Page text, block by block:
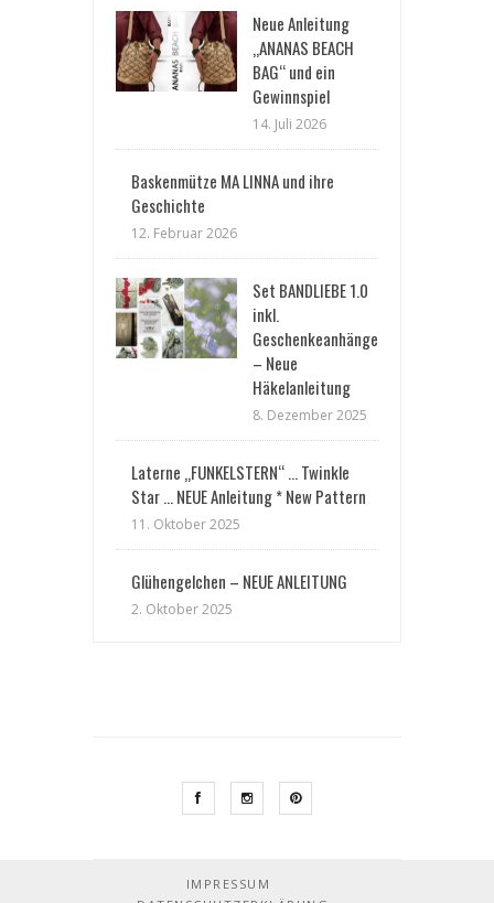
Neue Anleitung
„ANANAS BEACH
BAG“ und ein
Gewinnspiel
14. Juli 2026
Baskenmütze MA LINNA und ihre
Geschichte
12. Februar 2026
Set BANDLIEBE 1.0
inkl.
Geschenkeanhänger
– Neue
Häkelanleitung
8. Dezember 2025
Laterne „FUNKELSTERN“ … Twinkle
Star … NEUE Anleitung * New Pattern
11. Oktober 2025
Glühengelchen – NEUE ANLEITUNG
2. Oktober 2025
IMPRESSUM